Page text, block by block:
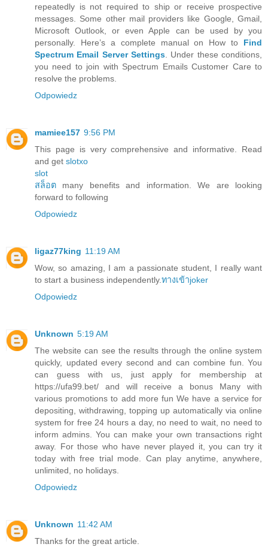
repeatedly is not required to ship or receive prospective
messages. Some other mail providers like Google, Gmail,
Microsoft Outlook, or even Apple can be used by you
personally. Here’s a complete manual on How to Find
Spectrum Email Server Settings . Under these conditions,
you need to join with Spectrum Emails Customer Care to
resolve the problems.
Odpowiedz
mamiee157 9:56 PM
This page is very comprehensive and informative. Read
and get slotxo
slot
สล็อต many benefits and information. We are looking
forward to following
Odpowiedz
ligaz77king 11:19 AM
Wow, so amazing, I am a passionate student, I really want
to start a business independently.ทางเข้าjoker
Odpowiedz
Unknown 5:19 AM
The website can see the results through the online system
quickly, updated every second and can combine fun. You
can guess with us, just apply for membership at
https://ufa99.bet/ and will receive a bonus Many with
various promotions to add more fun We have a service for
depositing, withdrawing, topping up automatically via online
system for free 24 hours a day, no need to wait, no need to
inform admins. You can make your own transactions right
away. For those who have never played it, you can try it
today with free trial mode. Can play anytime, anywhere,
unlimited, no holidays.
Odpowiedz
Unknown 11:42 AM
Thanks for the great article.